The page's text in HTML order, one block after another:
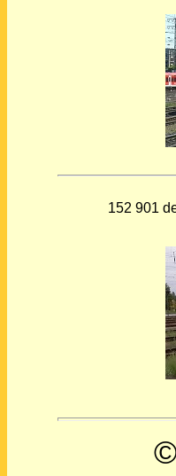
152 901